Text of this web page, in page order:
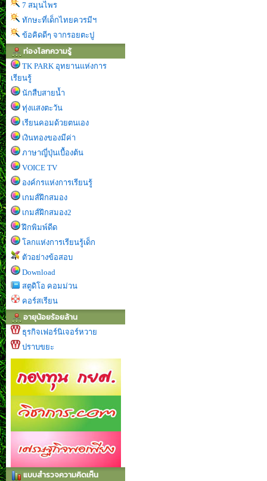
7 สมุนไพร
ทักษะที่เด็กไทยควรมีฯ
ข้อคิดดีๆ จากรอยตะปู
ท่องโลกความรู้
TK PARK อุทยานแห่งการ
เรียนรู้
นักสืบสายน้ำ
ทุ่งแสงตะวัน
เรียนคอมด้วยตนเอง
เงินทองของมีค่า
ภาษาญี่ปุ่นเบื้องต้น
VOICE TV
องค์กรแห่งการเรียนรู้
เกมส์ฝึกสมอง
เกมส์ฝึกสมอง2
ฝึกพิมพ์ดีด
โลกแห่งการเรียนรู้เด็ก
ตัวอย่างข้อสอบ
Download
สตูดิโอ คอมม่วน
คอร์สเรียน
อายุน้อยร้อยล้าน
ธุรกิจเฟอร์นิเจอร์หวาย
ปราบขยะ
แบบสำรวจความคิดเห็น